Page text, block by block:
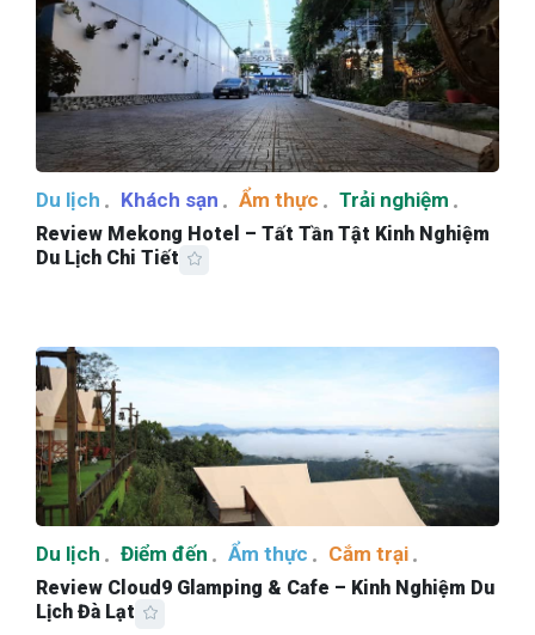
Du lịch Khách sạn Ẩm thực Trải nghiệm
Review Mekong Hotel – Tất Tần Tật Kinh Nghiệm
Du Lịch Chi Tiết
Du lịch Điểm đến Ẩm thực Cắm trại
Review Cloud9 Glamping & Cafe – Kinh Nghiệm Du
Lịch Đà Lạt